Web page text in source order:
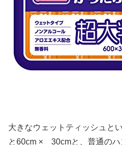
大きなウェットティッシュと
と60cm × 30cmと、普通のハ